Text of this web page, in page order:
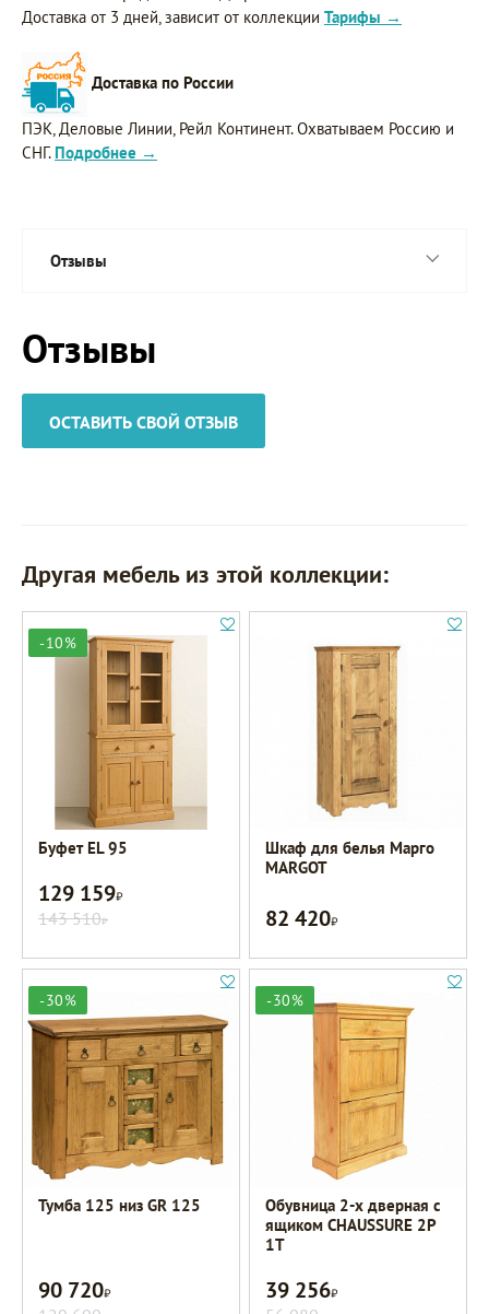
Доставка от 3 дней, зависит от коллекции Тарифы →
Доставка по России
ПЭК, Деловые Линии, Рейл Континент. Охватываем Россию и
СНГ. Подробнее →
Отзывы
Отзывы
ОСТАВИТЬ СВОЙ ОТЗЫВ
Другая мебель из этой коллекции:
-10%
Буфет EL 95
129 159Р
143 510Р
Шкаф для белья Марго
MARGOT
82 420Р
-30%
Тумба 125 низ GR 125
90 720Р
-30%
Обувница 2-х дверная с
ящиком CHAUSSURE 2P
1T
39 256Р